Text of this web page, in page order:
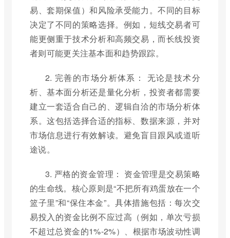
易、套期保值）和风险承受能力。不同的目标
决定了不同的策略选择。例如，短线交易者可
能更侧重于技术分析和高频交易，而长线投资
者则可能更关注基本面和趋势跟踪。
2. 完善的市场分析体系： 无论是技术分
析、基本面分析还是量化分析，投资者都需要
建立一套适合自己的、逻辑自洽的市场分析体
系。这包括选择合适的指标、数据来源，并对
市场信息进行有效解读。避免盲目跟风或道听
途说。
3. 严格的资金管理： 资金管理是交易策略
的生命线。核心原则是“不把所有鸡蛋放在一个
篮子里”和“保住本金”。具体措施包括：每次交
易投入的资金比例不应过高（例如，单次亏损
不超过总资金的1%-2%）、根据市场波动性调